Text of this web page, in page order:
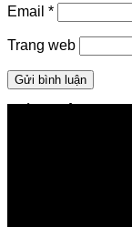
Email *
Trang web